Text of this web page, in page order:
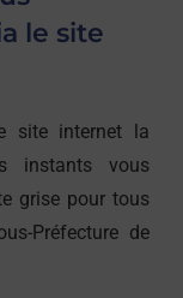
le site
site internet la
instants vous
grise pour tous
Préfecture de